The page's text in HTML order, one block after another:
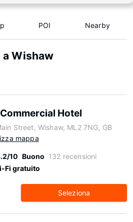
POI Nearby
Wishaw
Hotel
Street, Wishaw, ML2 7NG, GB
mappa
10 Buono 132 recensioni
Fi gratuito
Seleziona